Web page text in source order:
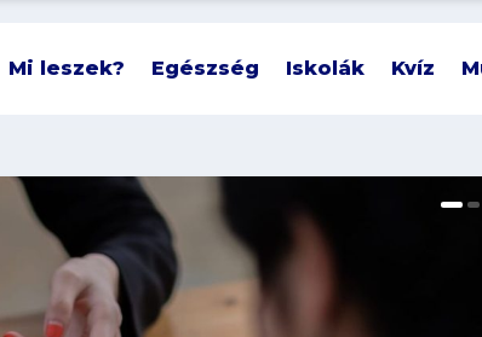
Mi leszek? Egészség Iskolák Kvíz